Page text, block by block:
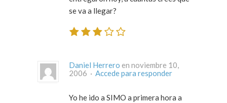
se va a llegar?
Daniel Herrero en noviembre 10,
2006 · Accede para responder
Yo he ido a SIMO a primera hora a